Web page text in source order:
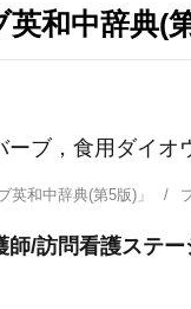
和中辞典(
ーブ，食用ダイオ
英和中辞典(第5版)」
師/訪問看護ステ